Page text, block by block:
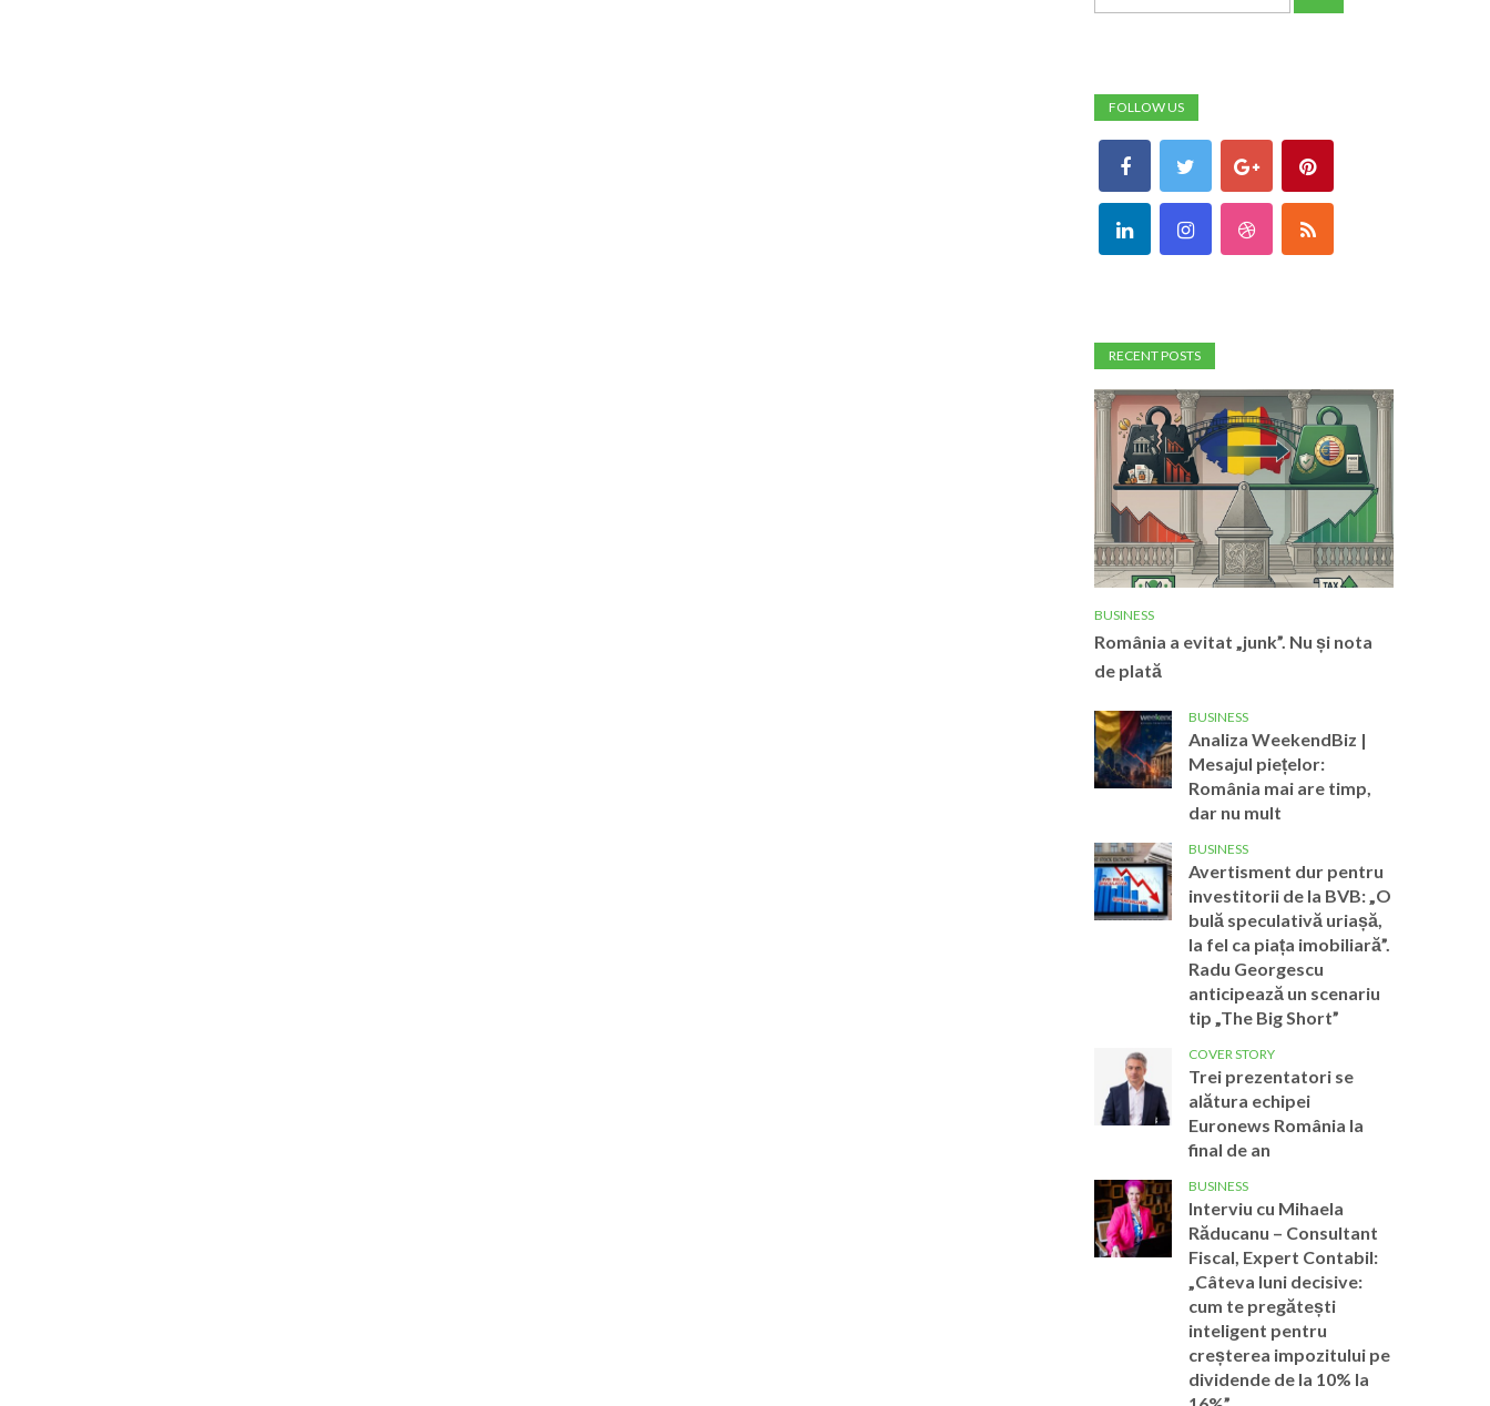
FOLLOW US
RECENT POSTS
BUSINESS
România a evitat „junk”. Nu și nota
de plată
BUSINESS
Analiza WeekendBiz |
Mesajul piețelor:
România mai are timp,
dar nu mult
BUSINESS
Avertisment dur pentru
investitorii de la BVB: „O
bulă speculativă uriașă,
la fel ca piața imobiliară”.
Radu Georgescu
anticipează un scenariu
tip „The Big Short”
COVER STORY
Trei prezentatori se
alătura echipei
Euronews România la
final de an
BUSINESS
Interviu cu Mihaela
Răducanu – Consultant
Fiscal, Expert Contabil:
„Câteva luni decisive:
cum te pregătești
inteligent pentru
creșterea impozitului pe
dividende de la 10% la